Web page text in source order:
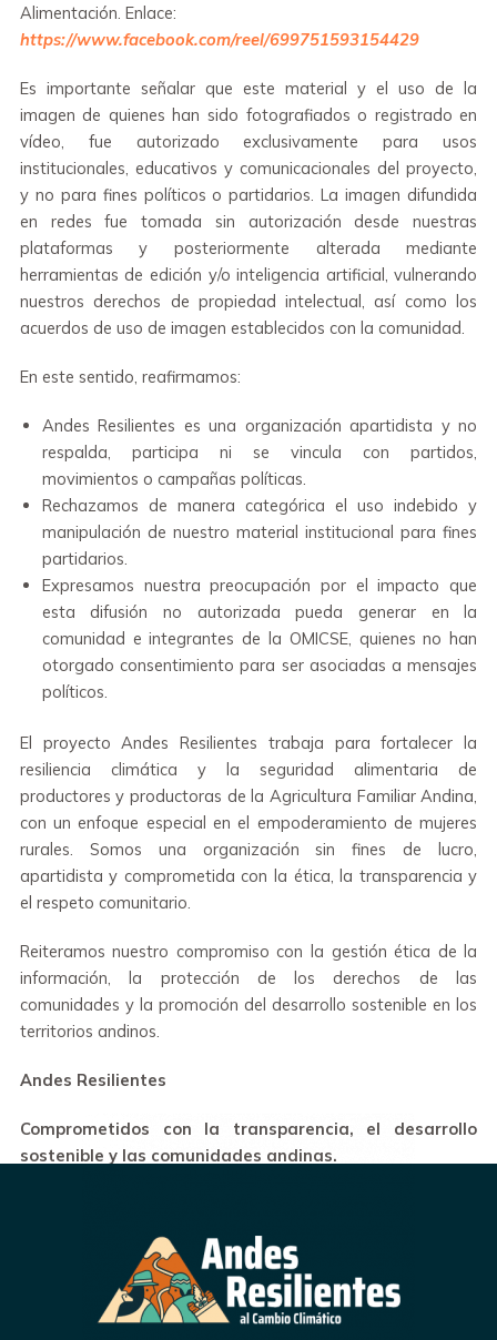
Alimentación. Enlace:
https://www.facebook.com/reel/699751593154429
Es importante señalar que este material y el uso de la
imagen de quienes han sido fotografiados o registrado en
vídeo, fue autorizado exclusivamente para usos
institucionales, educativos y comunicacionales del proyecto,
y no para fines políticos o partidarios. La imagen difundida
en redes fue tomada sin autorización desde nuestras
plataformas y posteriormente alterada mediante
herramientas de edición y/o inteligencia artificial, vulnerando
nuestros derechos de propiedad intelectual, así como los
acuerdos de uso de imagen establecidos con la comunidad.
En este sentido, reafirmamos:
Andes Resilientes es una organización apartidista y no
respalda, participa ni se vincula con partidos,
movimientos o campañas políticas.
⁠Rechazamos de manera categórica el uso indebido y
manipulación de nuestro material institucional para fines
partidarios.
⁠Expresamos nuestra preocupación por el impacto que
esta difusión no autorizada pueda generar en la
comunidad e integrantes de la OMICSE, quienes no han
otorgado consentimiento para ser asociadas a mensajes
políticos.
El proyecto Andes Resilientes trabaja para fortalecer la
resiliencia climática y la seguridad alimentaria de
productores y productoras de la Agricultura Familiar Andina,
con un enfoque especial en el empoderamiento de mujeres
rurales. Somos una organización sin fines de lucro,
apartidista y comprometida con la ética, la transparencia y
el respeto comunitario.
Reiteramos nuestro compromiso con la gestión ética de la
información, la protección de los derechos de las
comunidades y la promoción del desarrollo sostenible en los
territorios andinos.
Andes Resilientes
Comprometidos con la transparencia, el desarrollo
sostenible y las comunidades andinas.